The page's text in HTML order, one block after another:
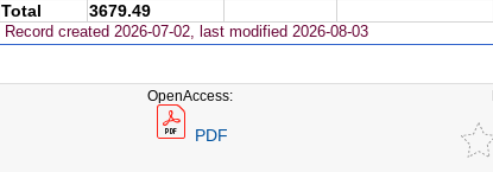
Total
3679.49
Record created 2026-07-02, last modified 2026-08-03
OpenAccess:
PDF